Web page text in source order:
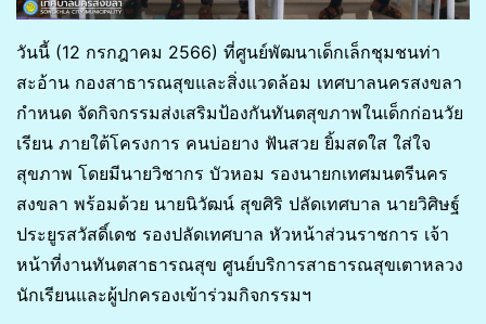
วันนี้ (12 กรกฎาคม 2566) ที่ศูนย์พัฒนาเด็กเล็กชุมชนท่า
สะอ้าน กองสาธารณสุขและสิ่งแวดล้อม เทศบาลนครสงขลา
กำหนด จัดกิจกรรมส่งเสริมป้องกันทันตสุขภาพในเด็กก่อนวัย
เรียน ภายใต้โครงการ คนบ่อยาง ฟันสวย ยิ้มสดใส ใส่ใจ
สุขภาพ โดยมีนายวิชากร บัวหอม รองนายกเทศมนตรีนคร
สงขลา พร้อมด้วย นายนิวัฒน์ สุขศิริ ปลัดเทศบาล นายวิศิษฐ์
ประยูรสวัสดิ์เดช รองปลัดเทศบาล หัวหน้าส่วนราชการ เจ้า
หน้าที่งานทันตสาธารณสุข ศูนย์บริการสาธารณสุขเตาหลวง
นักเรียนและผู้ปกครองเข้าร่วมกิจกรรมฯ